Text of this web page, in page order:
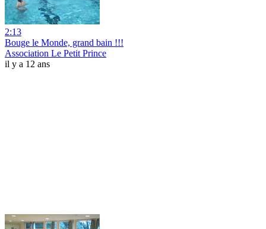
2:13
Bouge le Monde, grand bain !!!
Association Le Petit Prince
il y a 12 ans